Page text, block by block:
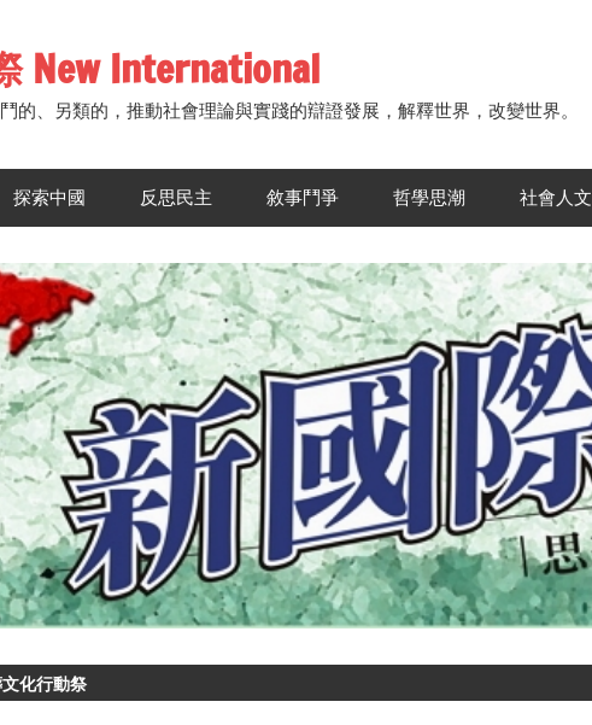
New International
的、另類的，推動社會理論與實踐的辯證發展，解釋世界，改變世界。
探索中國 反思民主 敘事鬥爭 哲學思潮 社會人文
化行動祭